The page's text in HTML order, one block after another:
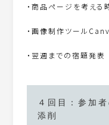
・商品ページを考える
・画像制作ツール
・翌週までの宿題発表
４回目：参加
添削